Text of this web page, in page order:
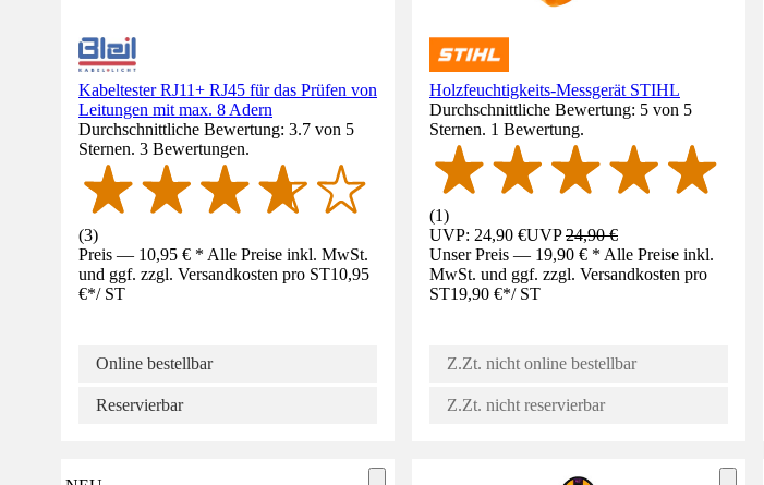
Kabeltester RJ11+ RJ45 für das Prüfen von
Leitungen mit max. 8 Adern
Durchschnittliche Bewertung: 3.7 von 5
Sternen. 3 Bewertungen.
(3)
Preis — 10,95 € * Alle Preise inkl. MwSt.
und ggf. zzgl. Versandkosten pro ST10,95
€*/ ST
Online bestellbar
Reservierbar
Holzfeuchtigkeits-Messgerät STIHL
Durchschnittliche Bewertung: 5 von 5
Sternen. 1 Bewertung.
(1)
UVP: 24,90 €UVP24,90 €
Unser Preis — 19,90 € * Alle Preise inkl.
MwSt. und ggf. zzgl. Versandkosten pro
ST19,90 €*/ ST
Z.Zt. nicht online bestellbar
Z.Zt. nicht reservierbar